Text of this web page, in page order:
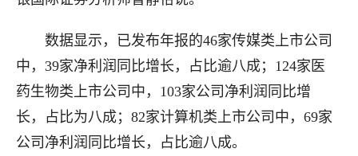
数据显示，已发布年报的46家传媒类上市公司
中，39家净利润同比增长，占比逾八成；124家医
药生物类上市公司中，103家公司净利润同比增
长，占比为八成；82家计算机类上市公司中，69家
公司净利润同比增长，占比逾八成。